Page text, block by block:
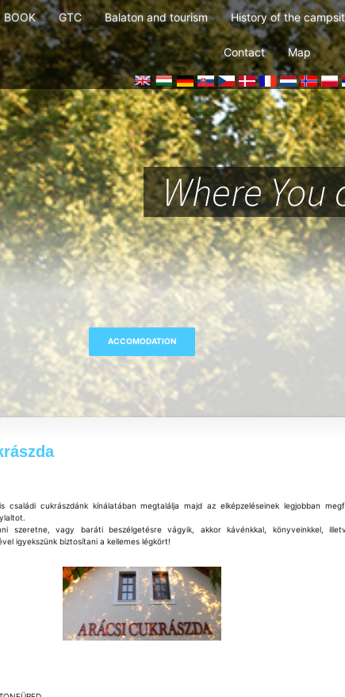
BOOK GTC Balaton and tourism History of the
Contact Map
Where
családi cukrászdánk kínálatában megtalálja majd az elképzeléseinek legjobban
szeretne, vagy baráti beszélgetésre vágyik, akkor kávénkkal, könyveinkkel,
igyekszünk biztosítani a kellemes légkört!